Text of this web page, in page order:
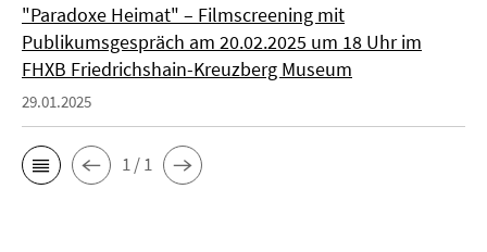
"Paradoxe Heimat" – Filmscreening mit
Publikumsgespräch am 20.02.2025 um 18 Uhr im
FHXB Friedrichshain-Kreuzberg Museum
29.01.2025
1 / 1